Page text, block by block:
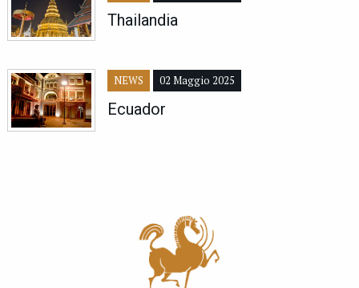
Thailandia
NEWS 02 Maggio 2025
Ecuador